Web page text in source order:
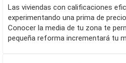
Las viviendas con calificaciones eficientes (A, B o C) están
experimentando una prima de
Conocer la media de tu zona te
pequeña reforma incrementará tu